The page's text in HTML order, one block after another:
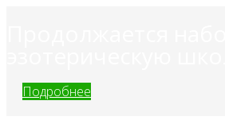
Подробнее